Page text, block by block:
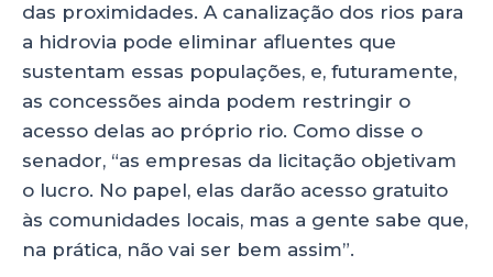
das proximidades. A canalização dos rios para
a hidrovia pode eliminar afluentes que
sustentam essas populações, e, futuramente,
as concessões ainda podem restringir o
acesso delas ao próprio rio. Como disse o
senador, “as empresas da licitação objetivam
o lucro. No papel, elas darão acesso gratuito
às comunidades locais, mas a gente sabe que,
na prática, não vai ser bem assim”.